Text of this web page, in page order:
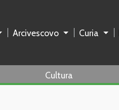
Arcivescovo Curia
Cultura